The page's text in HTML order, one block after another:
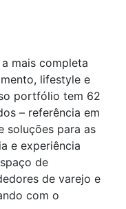
mais completa
lifestyle e
portfólio tem 62
– referência em
soluções para as
e experiência
de
de varejo e
com o